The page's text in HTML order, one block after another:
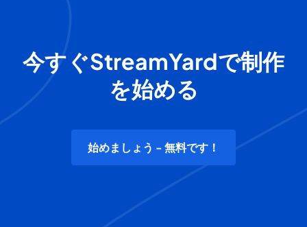
今すぐStreamYardで制作
を始める
始めましょう - 無料です！